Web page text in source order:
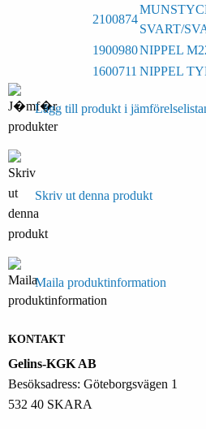
2100874
SVART/
1900980NIPPEL
1600711 NIPPEL
Lägg till produkt i
Skriv ut denna produkt
Maila produktinformation
KONTAKT
Gelins-KGK AB
Besöksadress: Göteborgsvägen 1
532 40 SKARA